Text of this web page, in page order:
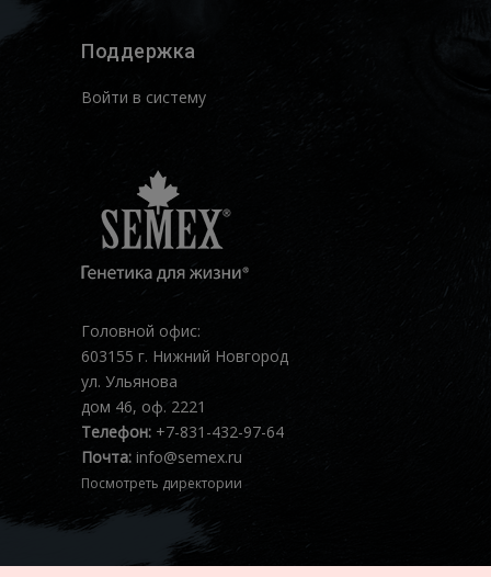
Поддержка
Войти в систему
Головной офис:
603155 г. Нижний Новгород
ул. Ульянова
дом 46, оф. 2221
Телефон: +7-831-432-97-64
Почта: info@semex.ru
Посмотреть директории